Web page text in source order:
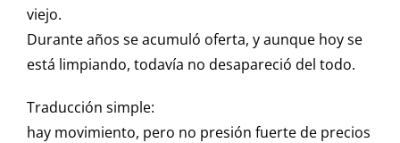
viejo.
Durante años se acumuló oferta, y aunque hoy se
está limpiando, todavía no desapareció del todo.
Traducción simple:
hay movimiento, pero no presión fuerte de precios